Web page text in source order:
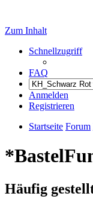
Zum Inhalt
Schnellzugriff
FAQ
Anmelden
Registrieren
Startseite Forum
Häufig